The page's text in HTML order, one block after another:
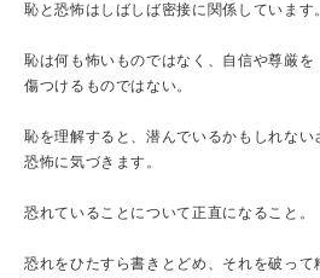
恥と恐怖はしばしば密接に関係しています。
恥は何も怖いものではなく、自信や尊厳を
傷つけるものではない。
恥を理解すると、潜んでいるかもしれない
恐怖に気づきます。
恐れていることについて正直になること。
恐れをひたすら書きとどめ、それを破って